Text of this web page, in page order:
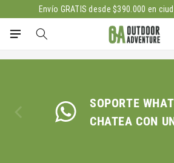
directamenteEnvío GRATIS desde $390.000 en
SOPORTE
CHATEA CON